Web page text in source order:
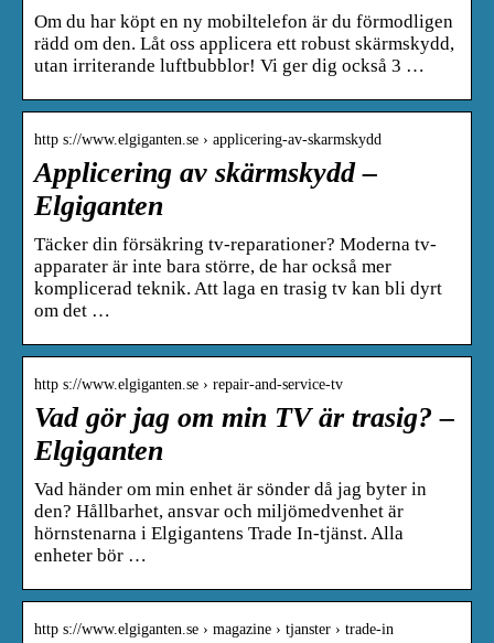
Om du har köpt en ny mobiltelefon är du förmodligen
rädd om den. Låt oss applicera ett robust skärmskydd,
utan irriterande luftbubblor! Vi ger dig också 3 …
http s://www.elgiganten.se › applicering-av-skarmskydd
Applicering av skärmskydd –
Elgiganten
Täcker din försäkring tv-reparationer? Moderna tv-
apparater är inte bara större, de har också mer
komplicerad teknik. Att laga en trasig tv kan bli dyrt
om det …
http s://www.elgiganten.se › repair-and-service-tv
Vad gör jag om min TV är trasig? –
Elgiganten
Vad händer om min enhet är sönder då jag byter in
den? Hållbarhet, ansvar och miljömedvenhet är
hörnstenarna i Elgigantens Trade In-tjänst. Alla
enheter bör …
http s://www.elgiganten.se › magazine › tjanster › trade-in